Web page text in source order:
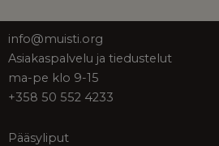
info@muisti.org
Asiakaspalvelu ja tiedustelut
ma-pe klo 9-15
+358 50 552 4233
Pääsyliput